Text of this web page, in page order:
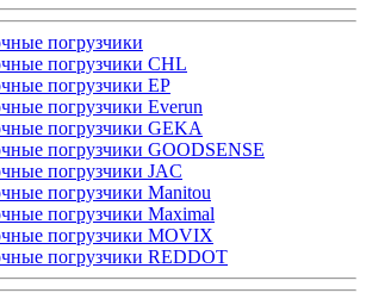
погрузчики
погрузчики CHL
погрузчики EP
погрузчики Everun
погрузчики GEKA
погрузчики GOODSENSE
погрузчики JAC
погрузчики Manitou
погрузчики Maximal
погрузчики MOVIX
погрузчики REDDOT